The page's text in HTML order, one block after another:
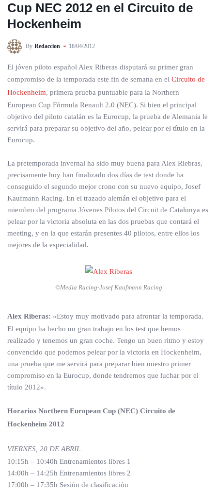
Cup NEC 2012 en el Circuito de
Hockenheim
By Redaccion 18/04/2012
El jóven piloto español Alex Riberas disputará su primer gran
compromiso de la temporada este fin de semana en el Circuito de
Hockenheim, primera prueba puntuable para la Northern
European Cup Fórmula Renault 2.0 (NEC). Si bien el principal
objetivo del piloto catalán es la Eurocup, la prueba de Alemania le
servirá para preparar su objetivo del año, pelear por el título en la
Eurocup.
La pretemporada invernal ha sido muy buena para Alex Riebras,
precisamente hoy han finalizado dos días de test donde ha
conseguido el segundo mejor crono con su nuevo equipo, Josef
Kaufmann Racing. En el trazado alemán el objetivo para el
miembro del programa Jóvenes Pilotos del Circuit de Catalunya es
pelear por la victoria absoluta en las dos pruebas que contará el
meeting, y en la que estarán presentes 40 pilotos, entre ellos los
mejores de la especialidad.
©Media Racing-Josef Kaufmann Racing
Alex Riberas: «Estoy muy motivado para afrontar la temporada.
El equipo ha hecho un gran trabajo en los test que hemos
realizado y tenemos un gran coche. Tengo un buen ritmo y estoy
convencido que podemos pelear por la victoria en Hockenheim,
una prueba que me servirá para preparar bien nuestro primer
compromiso en la Eurocup, donde tendremos que luchar por el
título 2012».
Horarios Northern European Cup (NEC) Circuito de
Hockenheim 2012
VIERNES, 20 DE ABRIL
10:15h – 10:40h Entrenamientos libres 1
14:00h – 14:25h Entrenamientos libres 2
17:00h – 17:35h Sesión de clasificación